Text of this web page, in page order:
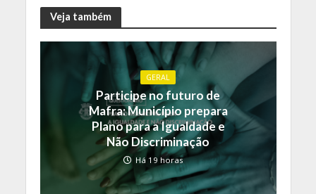
Veja também
GERAL
Participe no futuro de
Mafra: Município prepara
Plano para a Igualdade e
Não Discriminação
Há 19 horas